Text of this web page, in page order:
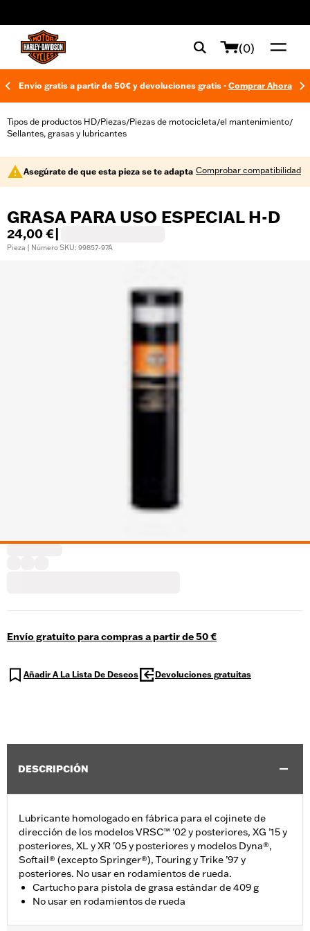
(0)
Envío gratis a partir de 50€ y devoluciones gratis - Comprar Ahora
Tipos de productos HD/Piezas/Piezas de motocicleta/el mantenimiento/
Sellantes, grasas y lubricantes
Asegúrate de que esta pieza se te adapta Comprobar compatibilidad
GRASA PARA USO ESPECIAL H-D
24,00 €
Pieza | Número SKU: 99857-97A
Envío gratuito para compras a partir de 50 €
Añadir A La Lista De Deseos Devoluciones gratuitas
DESCRIPCIÓN
Lubricante homologado en fábrica para el cojinete de
dirección de los modelos VRSC™ '02 y posteriores, XG ’15 y
posteriores, XL y XR '05 y posteriores y modelos Dyna®,
Softail® (excepto Springer®), Touring y Trike ’97 y
posteriores. No usar en rodamientos de rueda.
Cartucho para pistola de grasa estándar de 409 g
No usar en rodamientos de rueda